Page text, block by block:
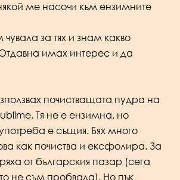
ме насочи към ензимните
за тях и знам какво
Отдавна имах интерес и да
почистващата пудра на
Тя не е ензимна, но
е същия. Бях много
как почиства и ексфолира. За
от българския пазар (сега
не съм пробвала). Но пък